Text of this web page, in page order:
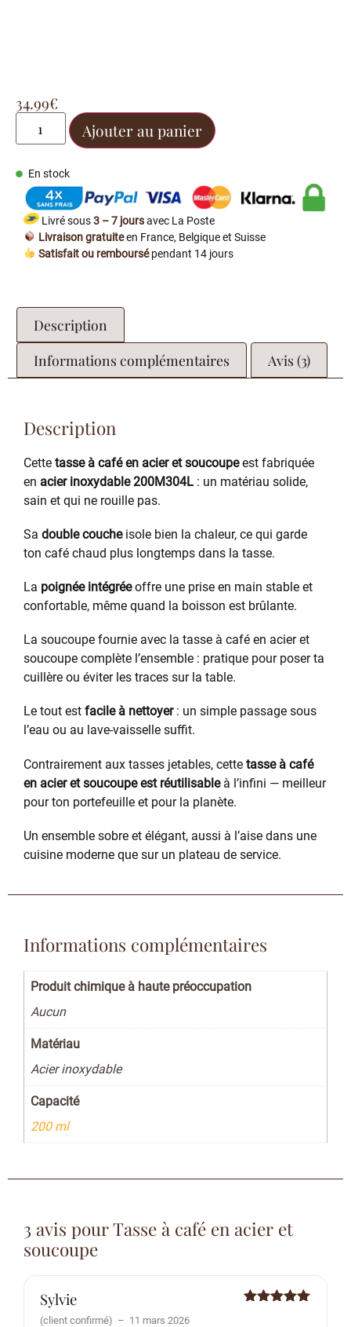
34.99€
Ajouter au panier
En stock
Livré sous3 – 7 joursavec La Poste
Livraison gratuiteen France, Belgique et Suisse
Satisfait ou remboursépendant 14 jours
Description
Informations complémentaires
Avis (3)
Description
Cette tasse à café en acier et soucoupeest fabriquée
en acier inoxydable 200M304L : un matériau solide,
sain et qui ne rouille pas.
Sa double coucheisole bien la chaleur, ce qui garde
ton café chaud plus longtemps dans la tasse.
La poignée intégréeoffre une prise en main stable et
confortable, même quand la boisson est brûlante.
La soucoupe fournie avec la tasse à café en acier et
soucoupe complète l’ensemble : pratique pour poser ta
cuillère ou éviter les traces sur la table.
Le tout est facile à nettoyer: un simple passage sous
l’eau ou au lave-vaisselle suffit.
Contrairement aux tasses jetables, cette tasse à café
en acier et soucoupe est réutilisableà l’infini — meilleur
pour ton portefeuille et pour la planète.
Un ensemble sobre et élégant, aussi à l’aise dans une
cuisine moderne que sur un plateau de service.
Informations complémentaires
Produit chimique à haute préoccupation
Aucun
Matériau
Acier inoxydable
Capacité
200 ml
3 avis pourTasse à café en acier et
soucoupe
Sylvie
(client confirmé) – 11 mars 2026